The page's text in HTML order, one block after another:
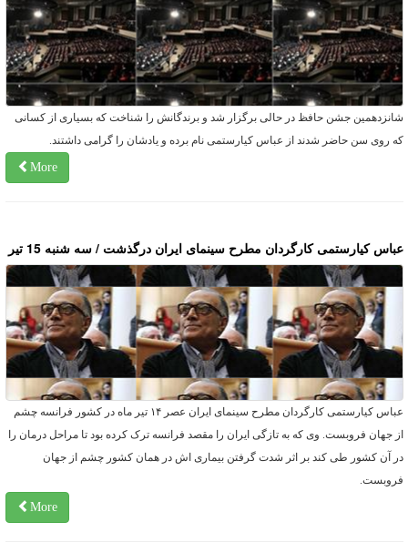
جشن حافظ در حالی برگزار شد و برندگانش را شناخت که بسیاری از کسانی
روی سن حاضر شدند از عباس کیارستمی نام برده و یادشان را گرامی داشتند.
More
کیارستمی کارگردان مطرح سینمای ایران درگذشت / سه شنبه 15 تیر
عباس کیارستمی کارگردان مطرح سینمای ایران عصر ۱۴ تیر ماه در کشور فرانسه چشم
جهان فروبست. وی که به تازگی ایران را مقصد فرانسه ترک کرده بود تا مراحل درمان را
آن کشور طی کند بر اثر شدت گرفتن بیماری اش در همان کشور چشم از جهان
More